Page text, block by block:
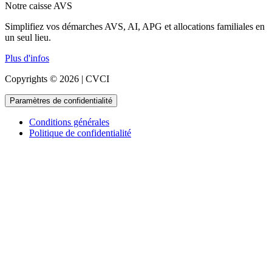
Notre caisse AVS
Simplifiez vos démarches AVS, AI, APG et allocations familiales en
un seul lieu.
Plus d'infos
Copyrights © 2026 | CVCI
Paramètres de confidentialité
Conditions générales
Politique de confidentialité